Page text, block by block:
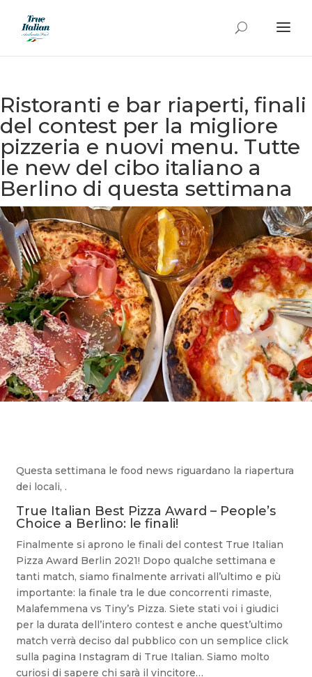
Ristoranti e bar riaperti, finali
del contest per la migliore
pizzeria e nuovi menu. Tutte
le new del cibo italiano a
Berlino di questa settimana
Questa settimana le food news riguardano la riapertura
dei locali, .
True Italian Best Pizza Award – People’s
Choice a Berlino: le finali!
Finalmente si aprono le finali del contest True Italian
Pizza Award Berlin 2021! Dopo qualche settimana e
tanti match, siamo finalmente arrivati ​​all’ultimo e più
importante: la finale tra le due concorrenti rimaste,
Malafemmena vs Tiny’s Pizza. Siete stati voi i giudici
per la durata dell’intero contest e anche quest’ultimo
match verrà deciso dal pubblico con un semplice click
sulla pagina Instagram di True Italian. Siamo molto
curiosi di sapere chi sarà il vincitore…